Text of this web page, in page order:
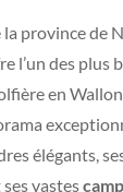
province de
l’un des plus
en
élégants,
ses vastes